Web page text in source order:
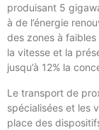
produisant 5
à de l’énergie
des zones à faibles
la vitesse et la
jusqu’à 12% la
Le transport de
spécialisées et les
place des